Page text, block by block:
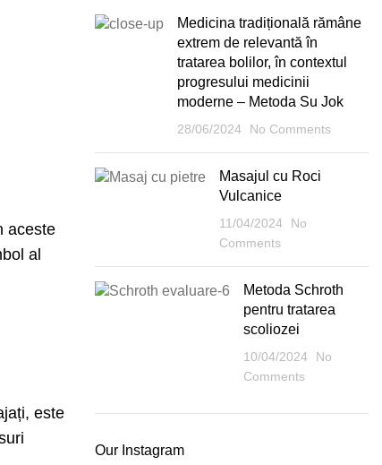
aceste
al
este
Medicina tradițională rămâne
extrem de relevantă în
tratarea bolilor, în contextul
progresului medicinii
moderne – Metoda Su Jok
28/06/2024 No Comments
Masajul cu Roci
Vulcanice
11/04/2024
No
Comments
Metoda Schroth
pentru tratarea
scoliozei
10/04/2024
No
Comments
Our Instagram